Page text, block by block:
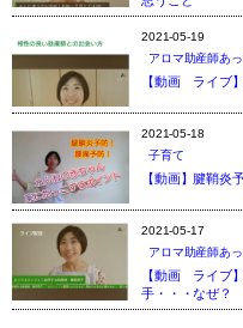
2021-05-19
アロマ助産師あ
【動画 ライブ
2021-05-18
子育て
【動画】腱鞘炎
2021-05-17
アロマ助産師あ
【動画 ライブ
手・・・なぜ？